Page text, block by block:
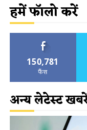
हमें फॉलो करें
150,781
फैंस
अन्य लेटेस्ट